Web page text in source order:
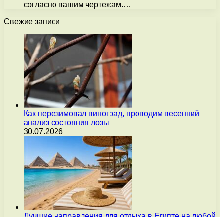
согласно вашим чертежам.…
Свежие записи
Как перезимовал виноград, проводим весенний
анализ состояния лозы
30.07.2026